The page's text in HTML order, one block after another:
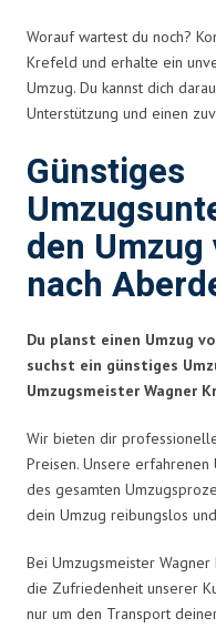
Worauf wartest du noch?
Krefeld und erhalte ein
Umzug. Du kannst dich
Unterstützung und einen
Günstiges
den
nach
Du planst einen Umzug
suchst ein günstiges
Umzugsmeister Wagner
Wir bieten dir
Preisen. Unsere
des gesamten
dein Umzug reibungslos
Bei Umzugsmeister
die Zufriedenheit unserer
nur um den Transport